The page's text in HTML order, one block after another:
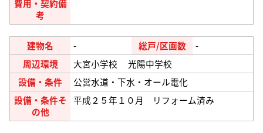
費用・契約備
考
建物名 - 総戸/区画数
-
周辺環境
大宮小学校 光陽中学校
設備・条件
公営水道・下水・オール電化
設備・条件そ
の他
平成２５年１０月 リフォーム済み